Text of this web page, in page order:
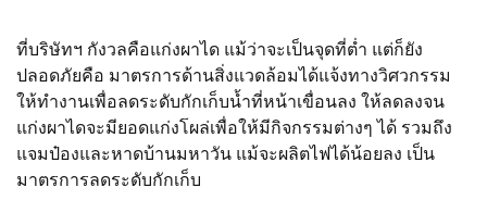
ที่บริษัทฯ กังวลคือแก่งผาได แม้ว่าจะเป็นจุดที่ต่ำ แต่ก็ยัง
ปลอดภัยคือ มาตรการด้านสิ่งแวดล้อมได้แจ้งทางวิศวกรรม
ให้ทำงานเพื่อลดระดับกักเก็บน้ำที่หน้าเขื่อนลง ให้ลดลงจน
แก่งผาไดจะมียอดแก่งโผล่เพื่อให้มีกิจกรรมต่างๆ ได้ รวมถึง
แจมป๋องและหาดบ้านมหาวัน แม้จะผลิตไฟได้น้อยลง เป็น
มาตรการลดระดับกักเก็บ